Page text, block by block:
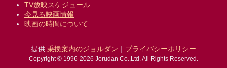
TV放映スケジュール
今見る映画情報
映画の時間について
提供:乗換案内のジョルダン ｜ プライバシーポリシー
Copyright © 1996-2026 Jorudan Co.,Ltd. All Rights Reserved.